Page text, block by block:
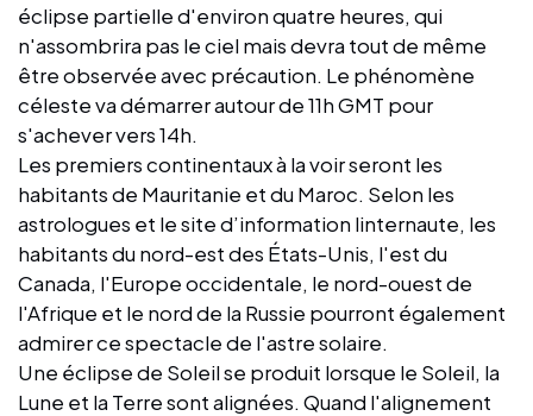
éclipse partielle d'environ quatre heures, qui
n'assombrira pas le ciel mais devra tout de même
être observée avec précaution. Le phénomène
céleste va démarrer autour de 11h GMT pour
s'achever vers 14h.
Les premiers continentaux à la voir seront les
habitants de Mauritanie et du Maroc. Selon les
astrologues et le site d’information linternaute, les
habitants du nord-est des États-Unis, l'est du
Canada, l'Europe occidentale, le nord-ouest de
l'Afrique et le nord de la Russie pourront également
admirer ce spectacle de l'astre solaire.
Une éclipse de Soleil se produit lorsque le Soleil, la
Lune et la Terre sont alignées. Quand l'alignement